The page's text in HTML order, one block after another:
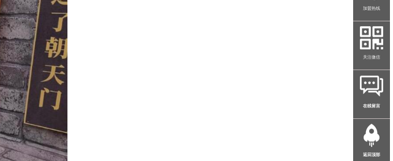
加盟热线
关注微信
在线留言
返回顶部